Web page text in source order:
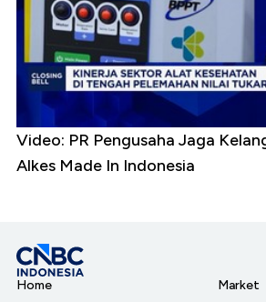
Video: PR Pengusaha Jaga
Alkes Made In Indonesia
Home
Market